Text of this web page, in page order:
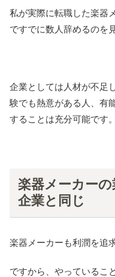
私が実際に転職した楽器
ですでに数人辞めるのを
企業としては人材が不足
験でも熱意がある人、有
することは充分可能です。
楽器メーカー
企業と同じ
楽器メーカーも利潤を追
ですから、やっているこ